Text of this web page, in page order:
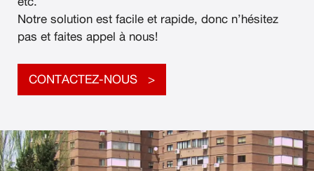
Notre solution est facile et rapide, donc n’hésitez
pas et faites appel à nous!
CONTACTEZ-NOUS